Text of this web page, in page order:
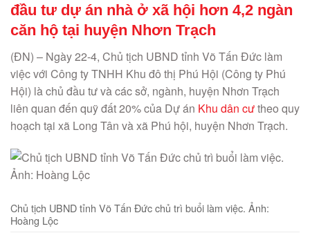
đầu tư dự án nhà ở xã hội hơn 4,2 ngàn
căn hộ tại huyện Nhơn Trạch
(ĐN) – Ngày 22-4, Chủ tịch UBND tỉnh Võ Tấn Đức làm
việc với Công ty TNHH Khu đô thị Phú Hội (Công ty Phú
Hội) là chủ đầu tư và các sở, ngành, huyện Nhơn Trạch
liên quan đến quỹ đất 20% của Dự án Khu dân cưtheo quy
hoạch tại xã Long Tân và xã Phú hội, huyện Nhơn Trạch.
Chủ tịch UBND tỉnh Võ Tấn Đức chủ trì buổi làm việc. Ảnh:
Hoàng Lộc